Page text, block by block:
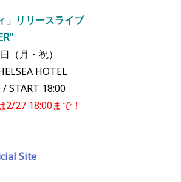
」リリースライブ
（月・祝）
HOTEL
START 18:00
2/27 18:00まで！
Site